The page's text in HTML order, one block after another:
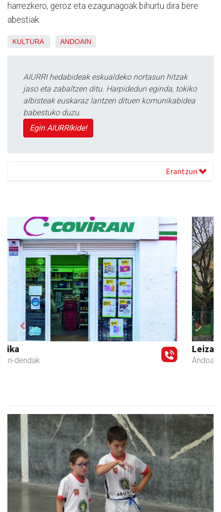
harrezkero, geroz eta ezagunagoak bihurtu dira bere
abestiak.
KULTURA ANDOAIN
AIURRI hedabideak eskualdeko nortasun hitzak
jaso eta zabaltzen ditu. Harpidedun eginda, tokiko
albisteak euskaraz lantzen dituen komunikabidea
babestuko duzu.
Egin AIURRIkide!
Erantzun
Leizaran Institutua
Andoain - Hezkuntza
Previous Next